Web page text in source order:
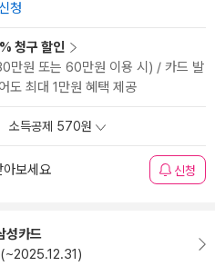
청
청구 할인
만원 또는 60만원 이용 시) / 카드 발
도 최대 1만원 혜택 제공
소득공제 570원
보세요 신청
성카드